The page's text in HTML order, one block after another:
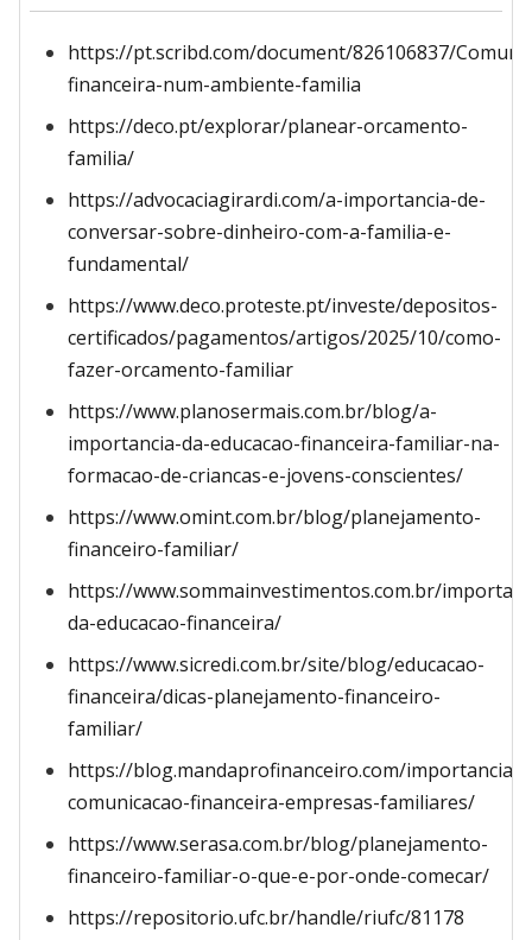
https://pt.scribd.com/document/826106837/
financeira-num-ambiente-familia
https://deco.pt/explorar/planear-orcamento-
familia/
https://advocaciagirardi.com/a-importancia-de-
conversar-sobre-dinheiro-com-a-familia-e-
fundamental/
https://www.deco.proteste.pt/investe/depositos-
certificados/pagamentos/artigos/2025/10/como-
fazer-orcamento-familiar
https://www.planosermais.com.br/blog/a-
importancia-da-educacao-financeira-familiar-na-
formacao-de-criancas-e-jovens-conscientes/
https://www.omint.com.br/blog/planejamento-
financeiro-familiar/
https://www.sommainvestimentos.com.br/
da-educacao-financeira/
https://www.sicredi.com.br/site/blog/educacao-
financeira/dicas-planejamento-financeiro-
familiar/
https://blog.mandaprofinanceiro.com/importancia-
comunicacao-financeira-empresas-familiares/
https://www.serasa.com.br/blog/planejamento-
financeiro-familiar-o-que-e-por-onde-comecar/
https://repositorio.ufc.br/handle/riufc/81178